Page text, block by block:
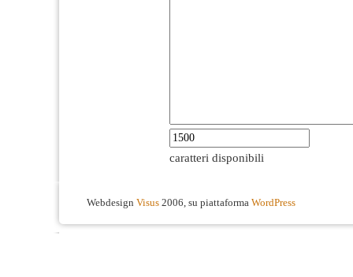
caratteri disponibili
Webdesign Visus 2006, su piattaforma WordPress